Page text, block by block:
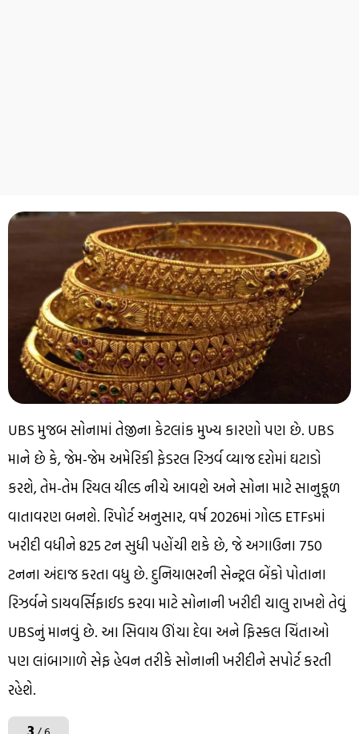
UBS મુજબ સોનામાં તેજીના કેટલાંક મુખ્ય કારણો પણ છે. UBS
માને છે કે, જેમ-જેમ અમેરિકી ફેડરલ રિઝર્વ વ્યાજ દરોમાં ઘટાડો
કરશે, તેમ-તેમ રિયલ યીલ્ડ નીચે આવશે અને સોના માટે સાનુકૂળ
વાતાવરણ બનશે. રિપોર્ટ અનુસાર, વર્ષ 2026માં ગોલ્ડ ETFsમાં
ખરીદી વધીને 825 ટન સુધી પહોંચી શકે છે, જે અગાઉના 750
ટનના અંદાજ કરતા વધુ છે. દુનિયાભરની સેન્ટ્રલ બેંકો પોતાના
રિઝર્વને ડાયવર્સિફાઈડ કરવા માટે સોનાની ખરીદી ચાલુ રાખશે તેવું
UBSનું માનવું છે. આ સિવાય ઊંચા દેવા અને ફિસ્કલ ચિંતાઓ
પણ લાંબાગાળે સેફ હેવન તરીકે સોનાની ખરીદીને સપોર્ટ કરતી
રહેશે.